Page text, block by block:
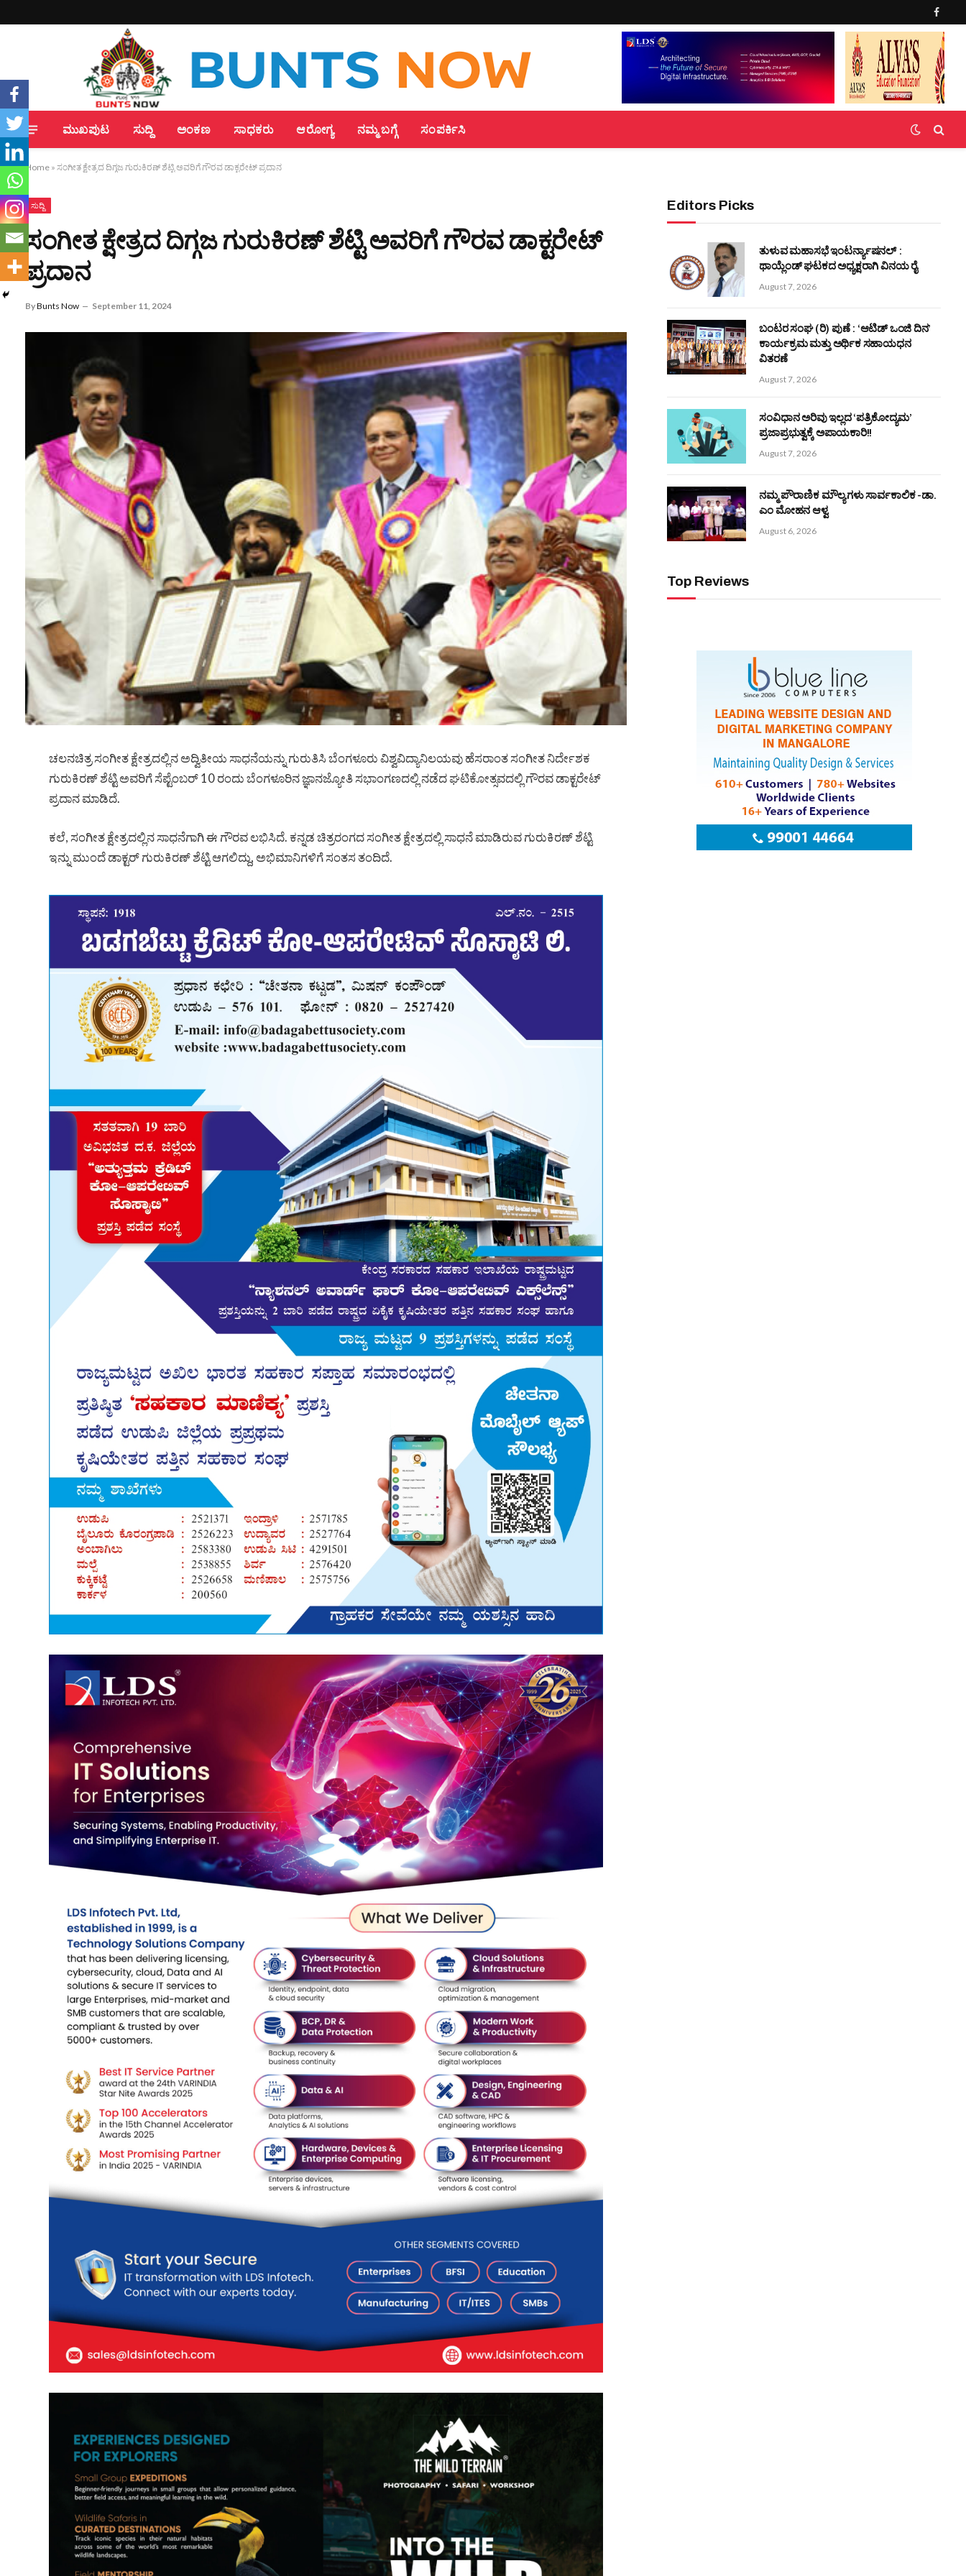
ಮುಖಪುಟ ಸುದ್ದಿ ಅಂಕಣ ಸಾಧಕರು ಆರೋಗ್ಯ ನಮ್ಮ ಬಗ್ಗೆ ಸಂಪರ್ಕಿಸಿ
Home » ಸಂಗೀತ ಕ್ಷೇತ್ರದ ದಿಗ್ಗಜ ಗುರುಕಿರಣ್ ಶೆಟ್ಟಿ ಅವರಿಗೆ ಗೌರವ ಡಾಕ್ಟರೇಟ್ ಪ್ರದಾನ
ಸುದ್ದಿ
ಸಂಗೀತ ಕ್ಷೇತ್ರದ ದಿಗ್ಗಜ ಗುರುಕಿರಣ್ ಶೆಟ್ಟಿ ಅವರಿಗೆ ಗೌರವ ಡಾಕ್ಟರೇಟ್
ಪ್ರದಾನ
ByBunts Now September 11, 2024
ಚಲನಚಿತ್ರ ಸಂಗೀತ ಕ್ಷೇತ್ರದಲ್ಲಿನ ಅದ್ವಿತೀಯ ಸಾಧನೆಯನ್ನು ಗುರುತಿಸಿ ಬೆಂಗಳೂರು ವಿಶ್ವವಿದ್ಯಾನಿಲಯವು ಹೆಸರಾಂತ ಸಂಗೀತ ನಿರ್ದೇಶಕ
ಗುರುಕಿರಣ್ ಶೆಟ್ಟಿ ಅವರಿಗೆ ಸೆಪ್ಟೆಂಬ‌ರ್ 10 ರಂದು ಬೆಂಗಳೂರಿನ ಜ್ಞಾನಜ್ಯೋತಿ ಸಭಾಂಗಣದಲ್ಲಿ ನಡೆದ ಘಟಿಕೋತ್ಸವದಲ್ಲಿ ಗೌರವ ಡಾಕ್ಟರೇಟ್
ಪ್ರದಾನ ಮಾಡಿದೆ.
ಕಲೆ, ಸಂಗೀತ ಕ್ಷೇತ್ರದಲ್ಲಿನ ಸಾಧನೆಗಾಗಿ ಈ ಗೌರವ ಲಭಿಸಿದೆ. ಕನ್ನಡ ಚಿತ್ರರಂಗದ ಸಂಗೀತ ಕ್ಷೇತ್ರದಲ್ಲಿ ಸಾಧನೆ ಮಾಡಿರುವ ಗುರುಕಿರಣ್‌ ಶೆಟ್ಟಿ
ಇನ್ನು ಮುಂದೆ ಡಾಕ್ಟರ್ ಗುರುಕಿರಣ್‌ ಶೆಟ್ಟಿ ಆಗಲಿದ್ದು, ಅಭಿಮಾನಿಗಳಿಗೆ ಸಂತಸ ತಂದಿದೆ.
Editors Picks
ತುಳುವ ಮಹಾಸಭೆ ಇಂಟರ್ನ್ಯಾಷನಲ್ :
ಥಾಯ್ಲೆಂಡ್ ಘಟಕದ ಅಧ್ಯಕ್ಷರಾಗಿ ವಿನಯ ರೈ
August 7, 2026
ಬಂಟರ ಸಂಘ (ರಿ) ಪುಣೆ : ‘ಆಟಿಡ್ ಒಂಜಿ ದಿನ’
ಕಾರ್ಯಕ್ರಮ ಮತ್ತು ಅರ್ಥಿಕ ಸಹಾಯಧನ
ವಿತರಣೆ
August 7, 2026
ಸಂವಿಧಾನ ಅರಿವು ಇಲ್ಲದ ‘ಪತ್ರಿಕೋದ್ಯಮ’
ಪ್ರಜಾಪ್ರಭುತ್ವಕ್ಕೆ ಅಪಾಯಕಾರಿ!!
August 7, 2026
ನಮ್ಮ ಪೌರಾಣಿಕ ಮೌಲ್ಯಗಳು ಸಾರ್ವಕಾಲಿಕ -ಡಾ.
ಎಂ ಮೋಹನ ಆಳ್ವ
August 6, 2026
Top Reviews